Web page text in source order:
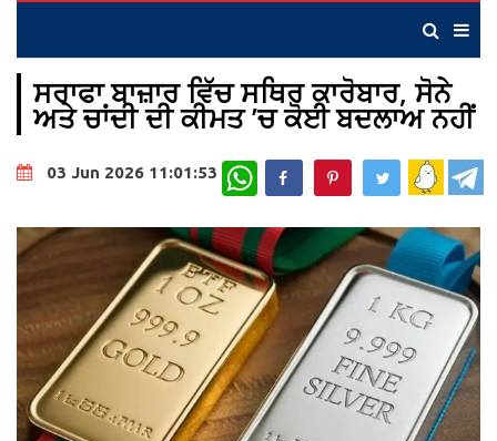
ਸਰਾਫਾ ਬਾਜ਼ਾਰ ਵਿੱਚ ਸਥਿਰ ਕਾਰੋਬਾਰ, ਸੋਨੇ
ਅਤੇ ਚਾਂਦੀ ਦੀ ਕੀਮਤ ’ਚ ਕੋਈ ਬਦਲਾਅ ਨਹੀਂ
03 Jun 2026 11:01:53 WhatsApp